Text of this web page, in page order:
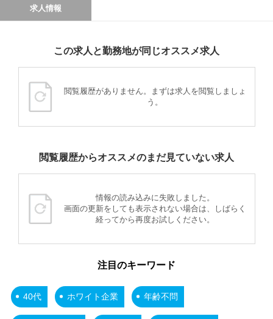
求人情報
この求人と勤務地が同じオススメ求人
閲覧履歴がありません。まずは求人を閲覧しましょ
う。
閲覧履歴からオススメのまだ見ていない求人
情報の読み込みに失敗しました。
画面の更新をしても表示されない場合は、しばらく
経ってから再度お試しください。
注目のキーワード
40代 ホワイト企業 年齢不問